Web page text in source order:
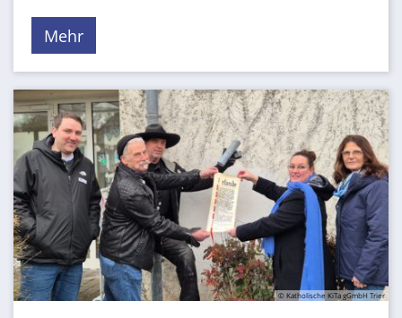
Mehr
© Katholische KiTa gGmbH Trier